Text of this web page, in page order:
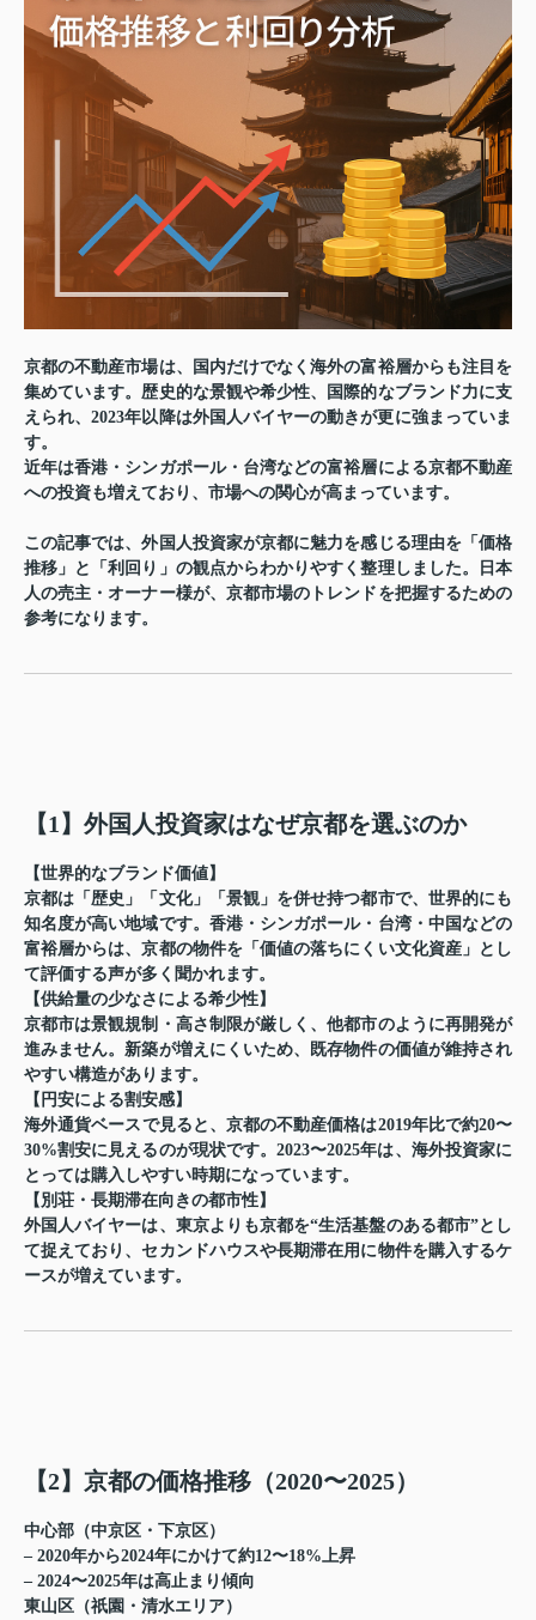
京都の不動産市場は、国内だけでなく海外の富裕層からも注目を
集めています。歴史的な景観や希少性、国際的なブランド力に支
えられ、2023年以降は外国人バイヤーの動きが更に強まっていま
す。
近年は香港・シンガポール・台湾などの富裕層による京都不動産
への投資も増えており、市場への関心が高まっています。
この記事では、外国人投資家が京都に魅力を感じる理由を「価格
推移」と「利回り」の観点からわかりやすく整理しました。日本
人の売主・オーナー様が、京都市場のトレンドを把握するための
参考になります。
【1】外国人投資家はなぜ京都を選ぶのか
【世界的なブランド価値】
京都は「歴史」「文化」「景観」を併せ持つ都市で、世界的にも
知名度が高い地域です。香港・シンガポール・台湾・中国などの
富裕層からは、京都の物件を「価値の落ちにくい文化資産」とし
て評価する声が多く聞かれます。
【供給量の少なさによる希少性】
京都市は景観規制・高さ制限が厳しく、他都市のように再開発が
進みません。新築が増えにくいため、既存物件の価値が維持され
やすい構造があります。
【円安による割安感】
海外通貨ベースで見ると、京都の不動産価格は2019年比で約20〜
30%割安に見えるのが現状です。2023〜2025年は、海外投資家に
とっては購入しやすい時期になっています。
【別荘・長期滞在向きの都市性】
外国人バイヤーは、東京よりも京都を“生活基盤のある都市”とし
て捉えており、セカンドハウスや長期滞在用に物件を購入するケ
ースが増えています。
【2】京都の価格推移（2020〜2025）
中心部（中京区・下京区）
– 2020年から2024年にかけて約12〜18%上昇
– 2024〜2025年は高止まり傾向
東山区（祇園・清水エリア）